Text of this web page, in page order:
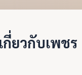
กี่ยวกับเพชร